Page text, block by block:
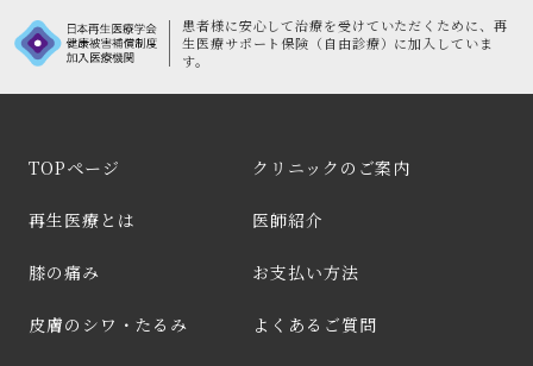
患者様に安心して治療を受けていただくために、 再
生医療サポート保険（自由診療）に加入していま
す。
TOPページ
再生医療とは
膝の痛み
皮膚のシワ・たるみ
クリニックのご案内
医師紹介
お支払い方法
よくあるご質問